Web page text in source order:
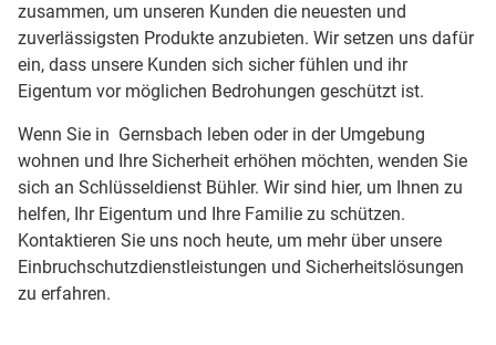
zusammen, um unseren Kunden die neuesten und
zuverlässigsten Produkte anzubieten. Wir setzen uns dafür
ein, dass unsere Kunden sich sicher fühlen und ihr
Eigentum vor möglichen Bedrohungen geschützt ist.
Wenn Sie in Gernsbach leben oder in der Umgebung
wohnen und Ihre Sicherheit erhöhen möchten, wenden Sie
sich an Schlüsseldienst Bühler. Wir sind hier, um Ihnen zu
helfen, Ihr Eigentum und Ihre Familie zu schützen.
Kontaktieren Sie uns noch heute, um mehr über unsere
Einbruchschutzdienstleistungen und Sicherheitslösungen
zu erfahren.